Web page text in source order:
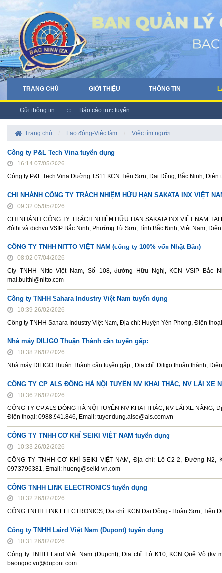
TRANG CHỦ GIỚI THIỆU THÔNG TIN
Gửi thông tin Báo cáo trực tuyến
Trang chủ Lao động-Việc làm Việc tìm người
Công ty P&L Tech Vina tuyển dụng
16:14 07/05/2026
Công ty P&L Tech Vina Đường TS11 KCN Tiên Sơn, Đại Đồng, Bắc Ninh,
CHI NHÁNH CÔNG TY TRÁCH NHIỆM HỮU HẠN SAKATA INX VIỆT
09:32 05/05/2026
CHI NHÁNH CÔNG TY TRÁCH NHIỆM HỮU HẠN SAKATA INX VIỆT NAM
đôthị và dịchvụ VSIP Bắc Ninh, Phường Từ Sơn, Tỉnh Bắc Ninh, Việt Nam,
CÔNG TY TNHH NITTO VIỆT NAM (công ty 100% vốn Nhật Bản)
08:02 07/04/2026
Cty TNHH Nitto Việt Nam, Số 108, đường Hữu Nghị, KCN VSIP Bắc
mai.buithi@nitto.com
Công ty TNHH Sahara Industry Việt Nam tuyển dụng
10:39 26/02/2026
Công ty TNHH Sahara Industry Việt Nam, Địa chỉ: Huyện Yên Phong, Điện
Nhà máy DILIGO Thuận Thành cần tuyển gấp:
10:38 26/02/2026
Nhà máy DILIGO Thuận Thành cần tuyển gấp:, Địa chỉ: Diligo thuận thành,
CÔNG TY CP ALS ĐÔNG HÀ NỘI TUYỂN NV KHAI THÁC, NV LÁI XE
10:36 26/02/2026
CÔNG TY CP ALS ĐÔNG HÀ NỘI TUYỂN NV KHAI THÁC, NV LÁI XE
Điện thoại: 0988.941.846, Email: tuyendung.alse@als.com.vn
CÔNG TY TNHH CƠ KHÍ SEIKI VIỆT NAM tuyển dụng
10:33 26/02/2026
CÔNG TY TNHH CƠ KHÍ SEIKI VIỆT NAM, Địa chỉ: Lô C2-2, Đường
0973796381, Email: huong@seiki-vn.com
CÔNG TNHH LINK ELECTRONICS tuyển dụng
10:32 26/02/2026
CÔNG TNHH LINK ELECTRONICS, Địa chỉ: KCN Đại Đồng - Hoàn Sơn, Tiên
Công ty TNHH Laird Việt Nam (Dupont) tuyển dụng
10:31 26/02/2026
Công ty TNHH Laird Việt Nam (Dupont), Địa chỉ: Lô K10, KCN Quế Võ
baongoc.vu@dupont.com